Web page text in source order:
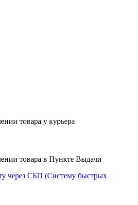
товара у курьера
товара в Пункте Выдачи
через СБП (Систему быстрых